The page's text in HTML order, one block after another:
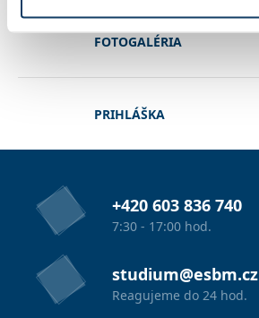
FOTOGALÉRIA
PRIHLÁŠKA
+420 603 836 740
7:30 - 17:00 hod.
studium@esbm.cz
Reagujeme do 24 hod.